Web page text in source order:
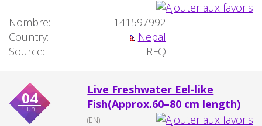
Nombre:
141597992
Country:
Nepal
Source:
RFQ
04
jun
Live Freshwater Eel-like
Fish(Approx.60–80 cm length)
(EN)